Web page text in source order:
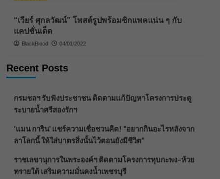
“เวียร์ ศุกลวัฒน์” โพสต์รูปพร้อมซิกแพคแน่น ๆ กับ
แคปชั่นเด็ด
BlackBlood 04/01/2022
Recent Posts
กรมชลฯ รับฟังประชาชน ติดตามแก้ปัญหาโครงการประตู
ระบายน้ำศรีสองรักฯ
‘แมน การิน’ แชร์ความเชื่อชวนคิด! “อยากกินอะไรหลังจาก
ลาโลกนี้ ให้ใส่บาตรสิ่งนั้นไว้ตอนยังมีชีวิต”
ราชเลขานุการในพระองค์ฯ ติดตามโครงการหุบกะพง–ห้วย
ทรายใต้ เสริมความมั่นคงน้ำเพชรบุรี